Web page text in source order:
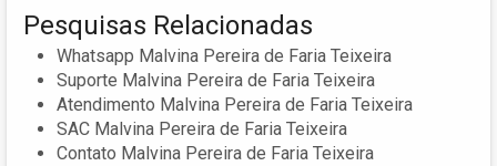
Pesquisas Relacionadas
Whatsapp Malvina Pereira de Faria Teixeira
Suporte Malvina Pereira de Faria Teixeira
Atendimento Malvina Pereira de Faria Teixeira
SAC Malvina Pereira de Faria Teixeira
Contato Malvina Pereira de Faria Teixeira